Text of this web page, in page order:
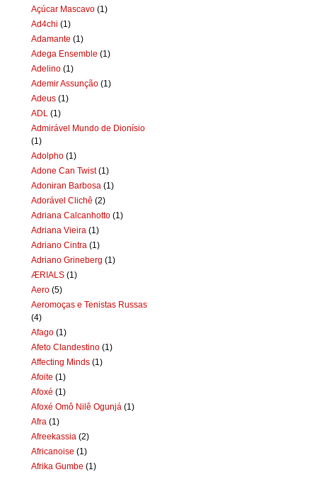
Açúcar Mascavo (1)
Ad4chi (1)
Adamante (1)
Adega Ensemble (1)
Adelino (1)
Ademir Assunção (1)
Adeus (1)
ADL (1)
Admirável Mundo de Dionísio
(1)
Adolpho (1)
Adone Can Twist (1)
Adoniran Barbosa (1)
Adorável Clichê (2)
Adriana Calcanhotto (1)
Adriana Vieira (1)
Adriano Cintra (1)
Adriano Grineberg (1)
ÆRIALS (1)
Aero (5)
Aeromoças e Tenistas Russas
(4)
Afago (1)
Afeto Clandestino (1)
Affecting Minds (1)
Afoite (1)
Afoxé (1)
Afoxé Omô Nilê Ogunjá (1)
Afra (1)
Afreekassia (2)
Africanoise (1)
Afrika Gumbe (1)